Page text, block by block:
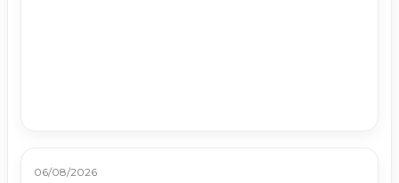
06/08/2026